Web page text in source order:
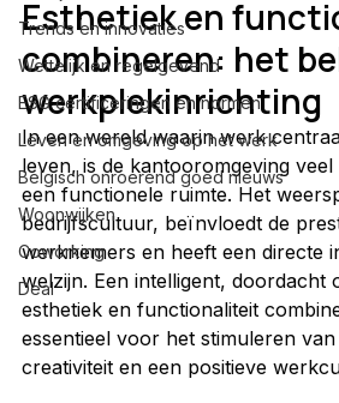
Trends en innovaties
Wettelijk en regelgevend
ESG certificeringen en normen
Leven en omgeving op het werk
Belgisch onroerend goed nieuws
Woonwijken
Coworking
Deal
Esthetiek en
combineren: het
werkplekinrichting
In een wereld waarin werk
leven, is de kantooromgeving
een functionele ruimte. Het
bedrijfscultuur, beïnvloedt de
werknemers en heeft een directe
welzijn. Een intelligent, doordacht
esthetiek en functionaliteit
essentieel voor het stimuleren
creativiteit en een positieve